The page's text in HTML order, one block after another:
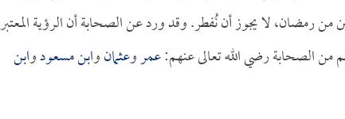
من رمضان، لا يجوز أن نُفطر. وقد ورد عن الصحابة أن الرؤية
من الصحابة رضي الله تعالى عنهم:عمروعثمانوابن مسعودوابن